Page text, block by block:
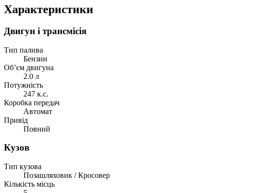
Характеристики
Двигун і трансмісія
Тип палива
Бензин
Об’єм двигуна
2.0 л
Потужність
247 к.с.
Коробка передач
Автомат
Привід
Повний
Кузов
Тип кузова
Позашляховик / Кросовер
Кількість місць